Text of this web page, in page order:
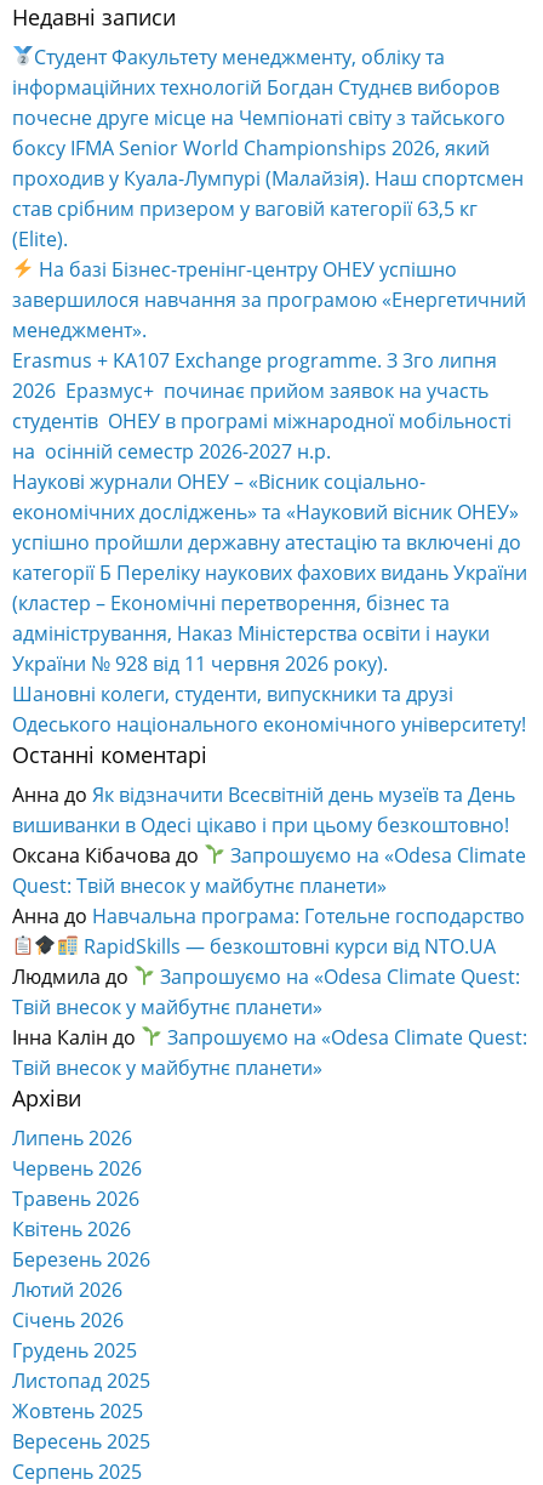
Alternative:
Недавні записи
Студент Факультету менеджменту, обліку та
інформаційних технологій Богдан Студнєв виборов
почесне друге місце на Чемпіонаті світу з тайського
боксу IFMA Senior World Championships 2026, який
проходив у Куала-Лумпурі (Малайзія). Наш спортсмен
став срібним призером у ваговій категорії 63,5 кг
(Elite).
На базі Бізнес-тренінг-центру ОНЕУ успішно
завершилося навчання за програмою «Енергетичний
менеджмент».
Erasmus + KA107 Exchange programme. З 3го липня
2026 Еразмус+ починає прийом заявок на участь
студентів ОНЕУ в програмі міжнародної мобільності
на осінній семестр 2026-2027 н.р.
Наукові журнали ОНЕУ – «Вісник соціально-
економічних досліджень» та «Науковий вісник ОНЕУ»
успішно пройшли державну атестацію та включені до
категорії Б Переліку наукових фахових видань України
(кластер – Економічні перетворення, бізнес та
адміністрування, Наказ Міністерства освіти і науки
України № 928 від 11 червня 2026 року).
Шановні колеги, студенти, випускники та друзі
Одеського національного економічного університету!
Останні коментарі
Анна до Як відзначити Всесвітній день музеїв та День
вишиванки в Одесі цікаво і при цьому безкоштовно!
Оксана Кібачова до
Запрошуємо на «Odesa Climate
Quest: Твій внесок у майбутнє планети»
Анна до Навчальна програма: Готельне господарство
RapidSkills — безкоштовні курси від NTO.UA
Людмила до
Запрошуємо на «Odesa Climate Quest:
Твій внесок у майбутнє планети»
Інна Калін до
Запрошуємо на «Odesa Climate Quest:
Твій внесок у майбутнє планети»
Архіви
Липень 2026
Червень 2026
Травень 2026
Квітень 2026
Березень 2026
Лютий 2026
Січень 2026
Грудень 2025
Листопад 2025
Жовтень 2025
Вересень 2025
Серпень 2025